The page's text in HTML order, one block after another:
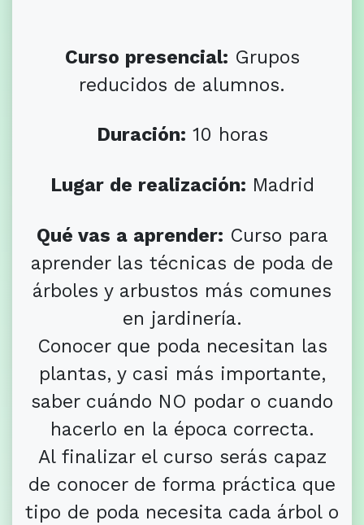
Curso presencial: Grupos
reducidos de alumnos.
Duración: 10 horas
Lugar de realización: Madrid
Qué vas a aprender: Curso para
aprender las técnicas de poda de
árboles y arbustos más comunes
en jardinería.
Conocer que poda necesitan las
plantas, y casi más importante,
saber cuándo NO podar o cuando
hacerlo en la época correcta.
Al finalizar el curso serás capaz
de conocer de forma práctica que
tipo de poda necesita cada árbol o